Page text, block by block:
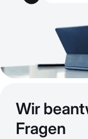
Wir
Fragen